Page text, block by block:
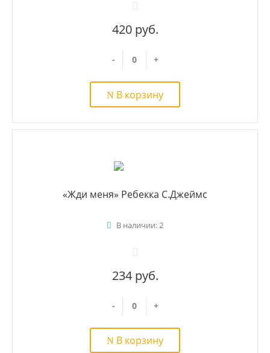
420 руб.
- +
В корзину
«Жди меня» Ребекка С.Джеймс
В наличии: 2
234 руб.
- +
В корзину